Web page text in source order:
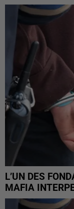
L’UN DES
MAFIA